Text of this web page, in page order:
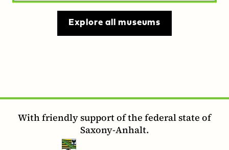
Explore all museums
With friendly support of the federal state of
Saxony-Anhalt.